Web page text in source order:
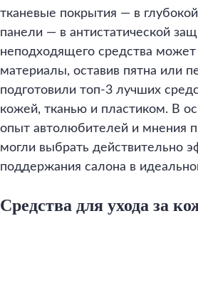
тканевые покрытия — в
панели — в антистатической
неподходящего средства может
материалы, оставив пятна или
подготовили топ-3 лучших
кожей, тканью и пластиком. В
опыт автолюбителей и мнения
могли выбрать действительно
поддержания салона в
Средства для ухода за